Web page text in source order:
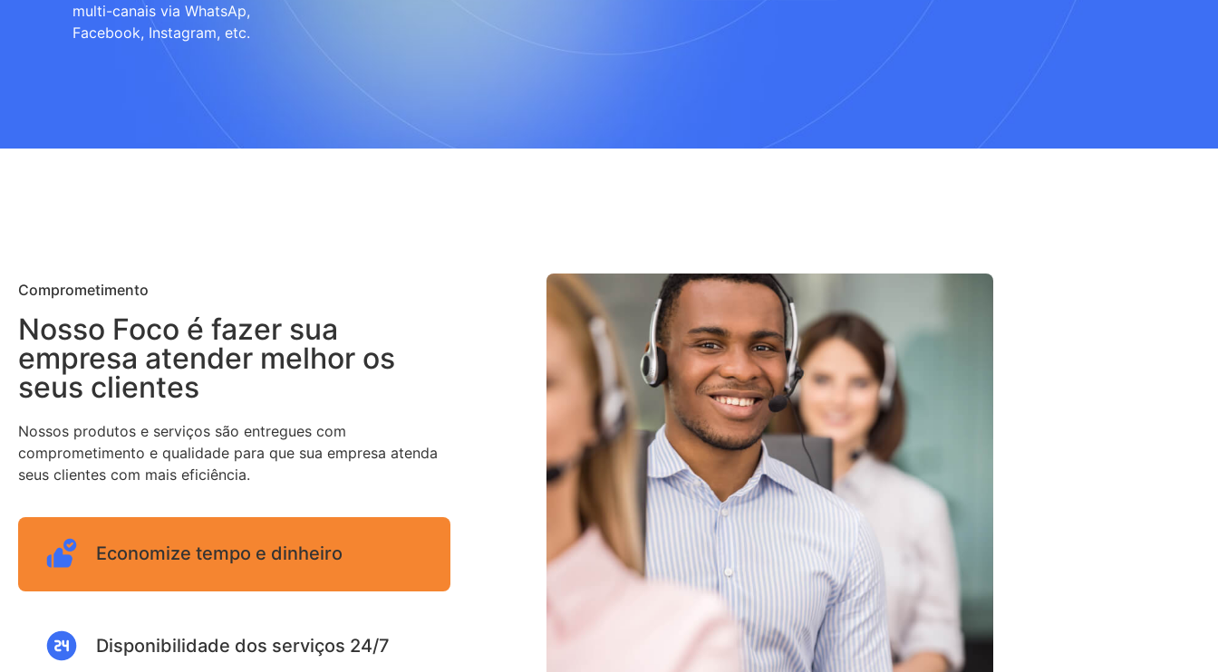
multi-canais via WhatsAp,
Facebook, Instagram, etc.
Comprometimento
Nosso Foco é fazer sua
empresa atender melhor os
seus clientes
Nossos produtos e serviços são entregues com
comprometimento e qualidade para que sua empresa atenda
seus clientes com mais eficiência.
Economize tempo e dinheiro
Disponibilidade dos serviços 24/7